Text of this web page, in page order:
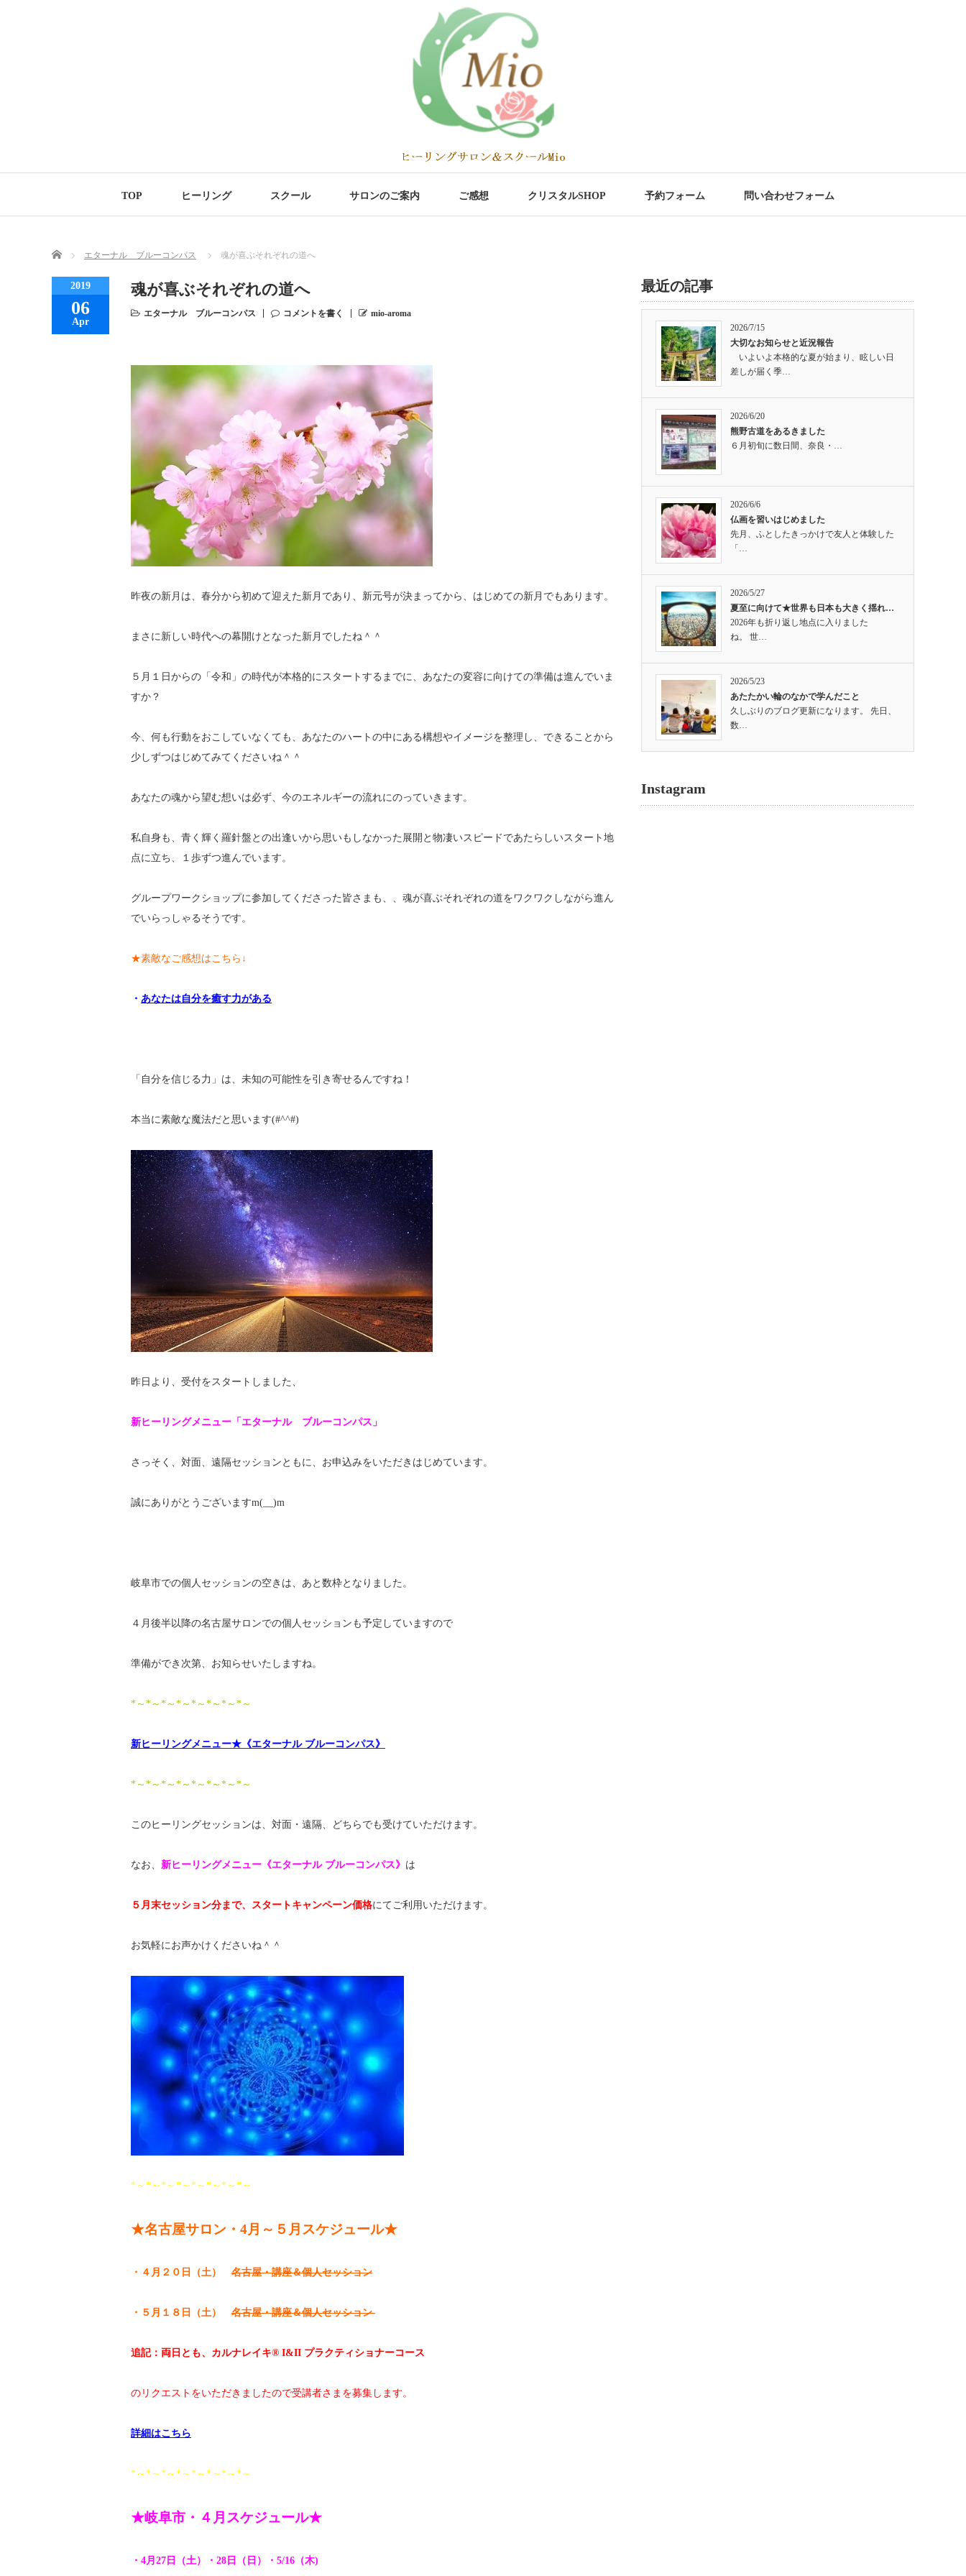
TOP ヒーリング スクール サロンのご案内 ご感想 クリスタルSHOP 予約フォーム 問い合わせフォーム
Home エターナル ブルーコンパス 魂が喜ぶそれぞれの道へ
2019
06
Apr
魂が喜ぶそれぞれの道へ
エターナル ブルーコンパス コメントを書く mio-aroma
昨夜の新月は、春分から初めて迎えた新月であり、新元号が決まってから、はじめての新月でもあります。
まさに新しい時代への幕開けとなった新月でしたね＾＾
５月１日からの「令和」の時代が本格的にスタートするまでに、あなたの変容に向けての準備は進んでいま
すか？
今、何も行動をおこしていなくても、あなたのハートの中にある構想やイメージを整理し、できることから
少しずつはじめてみてくださいね＾＾
あなたの魂から望む想いは必ず、今のエネルギーの流れにのっていきます。
私自身も、青く輝く羅針盤との出逢いから思いもしなかった展開と物凄いスピードであたらしいスタート地
点に立ち、１歩ずつ進んでいます。
グループワークショップに参加してくださった皆さまも、、魂が喜ぶそれぞれの道をワクワクしながら進ん
でいらっしゃるそうです。
★素敵なご感想はこちら↓
・ あなたは自分を癒す力がある
「自分を信じる力」は、未知の可能性を引き寄せるんですね！
本当に素敵な魔法だと思います(#^^#)
昨日より、受付をスタートしました、
新ヒーリングメニュー「エターナル ブルーコンパス」
さっそく、対面、遠隔セッションともに、お申込みをいただきはじめています。
誠にありがとうございますm(__)m
岐阜市での個人セッションの空きは、あと数枠となりました。
４月後半以降の名古屋サロンでの個人セッションも予定していますので
準備ができ次第、お知らせいたしますね。
*～*～*～*～*～*～*～*～
新ヒーリングメニュー★《エターナル ブルーコンパス》
*～*～*～*～*～*～*～*～
このヒーリングセッションは、対面・遠隔、どちらでも受けていただけます。
なお、 新ヒーリングメニュー《エターナル ブルーコンパス》 は
５月末セッション分まで、スタートキャンペーン価格にてご利用いただけます。
お気軽にお声かけくださいね＾＾
*～*～*～*～*～*～*～*～
★名古屋サロン・4月～５月スケジュール★
・４月２０日（土） 名古屋・講座＆個人セッション
・５月１８日（土） 名古屋・講座＆個人セッション
追記：両日とも、カルナレイキ® I&II プラクティショナーコース
のリクエストをいただきましたので受講者さまを募集します。
詳細はこちら
*～*～*～*～*～*～*～*～
★岐阜市・４月スケジュール★
・4月27日（土）・28日（日）・5/16（木)
最近の記事
2026/7/15
大切なお知らせと近況報告
いよいよ本格的な夏が始まり、眩しい日
差しが届く季…
2026/6/20
熊野古道をあるきました
６月初旬に数日間、奈良・…
2026/6/6
仏画を習いはじめました
先月、ふとしたきっかけで友人と体験した
「…
2026/5/27
夏至に向けて★世界も日本も大きく揺れ…
2026年も折り返し地点に入りました
ね。 世…
2026/5/23
あたたかい輪のなかで学んだこと
久しぶりのブログ更新になります。 先日、
数…
Instagram